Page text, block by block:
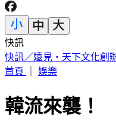
快訊
女律師陳昱瑄狠詐慈濟10
首頁
娛樂
韓流來襲！